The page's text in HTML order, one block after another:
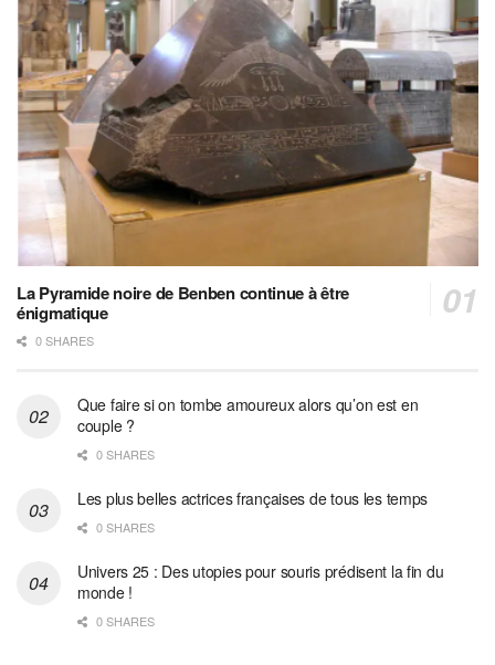
La Pyramide noire de Benben continue à être
énigmatique
0 SHARES
Que faire si on tombe amoureux alors qu’on est en
couple ?
0 SHARES
Les plus belles actrices françaises de tous les temps
0 SHARES
Univers 25 : Des utopies pour souris prédisent la fin du
monde !
0 SHARES